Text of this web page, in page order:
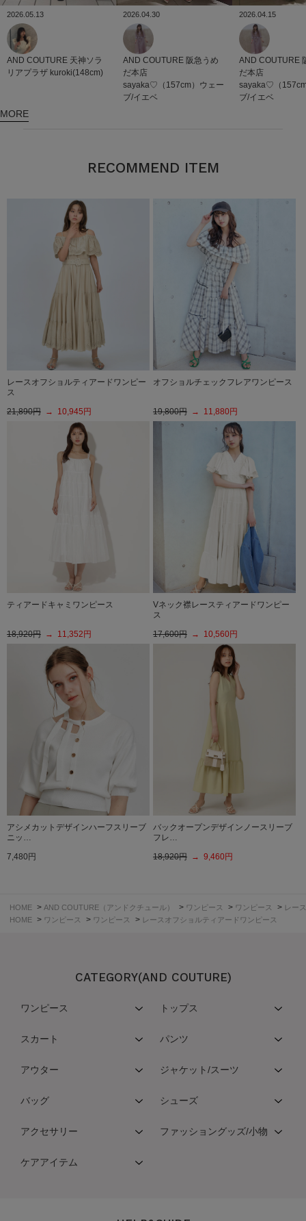
2026.05.13
AND COUTURE 天神ソラ
リアプラザ kuroki(148cm)
2026.04.30
AND COUTURE 阪急うめ
だ本店
sayaka♡（157cm）ウェー
ブ/イエベ
2026.04.15
AND COUTURE
だ本店
sayaka♡（
ブ/イエベ
MORE
RECOMMEND ITEM
レースオフショルティアードワンピー
ス
21,890円 → 10,945円
オフショルチェックフレアワンピース
19,800円 → 11,880円
ティアードキャミワンピース
18,920円 → 11,352円
Vネック襟レースティアードワンピー
ス
17,600円 → 10,560円
アシメカットデザインハーフスリーブ
ニッ…
7,480円
バックオープンデザインノースリーブ
フレ…
18,920円 → 9,460円
HOME > AND COUTURE（アンドクチュール） > ワンピース > ワンピース >
レー
HOME > ワンピース > ワンピース > レースオフショルティアードワンピース
CATEGORY(AND COUTURE)
ワンピース トップス
スカート パンツ
アウター ジャケット/スーツ
バッグ シューズ
アクセサリー ファッショングッズ/小物
ケアアイテム